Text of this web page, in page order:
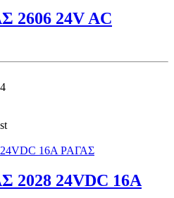
24V AC
24VDC 16Α